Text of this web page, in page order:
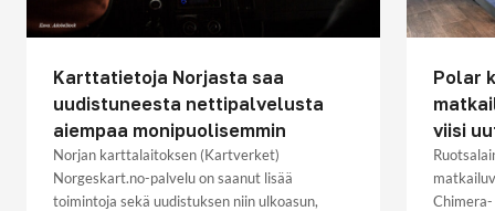
Karttatietoja Norjasta saa
uudistuneesta nettipalvelusta
aiempaa monipuolisemmin
Norjan karttalaitoksen (Kartverket)
Norgeskart.no-palvelu on saanut lisää
toimintoja sekä uudistuksen niin ulkoasun,
Polar
viisi